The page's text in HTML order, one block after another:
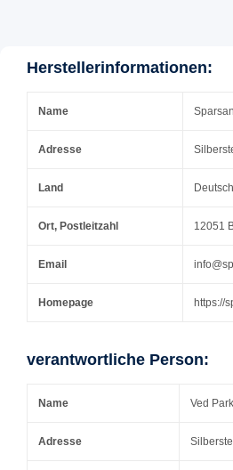
Herstellerinformationen:
Name
Adresse
Land
Ort, Postleitzahl 12051
Email
Homepage https://
verantwortliche Person:
Name Ved
Adresse